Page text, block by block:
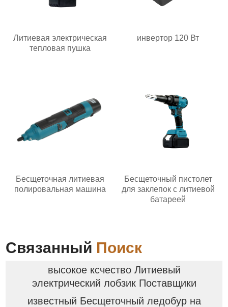
Литиевая электрическая
тепловая пушка
инвертор 120 Вт
Бесщеточная литиевая
полировальная машина
Бесщеточный пистолет
для заклепок с литиевой
батареей
Связанный Поиск
высокое ксчество Литиевый
электрический лобзик Поставщики
известный Бесщеточный ледобур на